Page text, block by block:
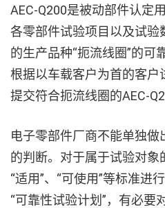
AEC-Q200是被动部件认定
各零部件试验项目以及试
的生产品种“扼流线圈”的可
根据以车载客户为首的客
提交符合扼流线圈的AEC-
电子零部件厂商不能单独做
的判断。对于属于试验对象
“适用”、“可使用”等标准进
“可靠性试验计划”，有必要